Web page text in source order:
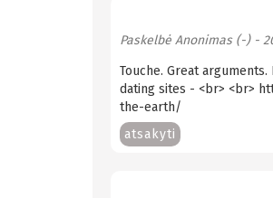
Paskelbė Anonimas (-)-
Touche. Great
dating sites - <br> <br>
the-earth/
atsakyti